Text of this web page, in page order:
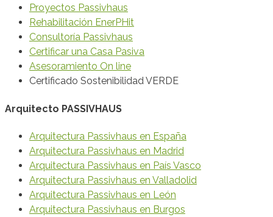
Proyectos Passivhaus
Rehabilitación EnerPHit
Consultoría Passivhaus
Certificar una Casa Pasiva
Asesoramiento On line
Certificado Sostenibilidad VERDE
Arquitecto PASSIVHAUS
Arquitectura Passivhaus en España
Arquitectura Passivhaus en Madrid
Arquitectura Passivhaus en País Vasco
Arquitectura Passivhaus en Valladolid
Arquitectura Passivhaus en León
Arquitectura Passivhaus en Burgos